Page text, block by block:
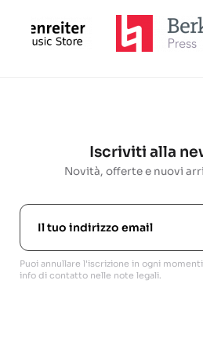
Iscriviti alla
Novità, offerte e nuovi
Puoi annullare l'iscrizione in ogni
info di contatto nelle note legali.